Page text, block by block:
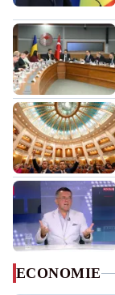
ECONOMIE